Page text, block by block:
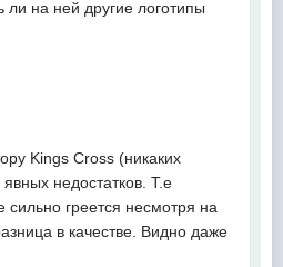
ли на ней другие логотипы
Kings Cross (никаких
недостатков. Т.е
греется несмотря на
в качестве. Видно даже